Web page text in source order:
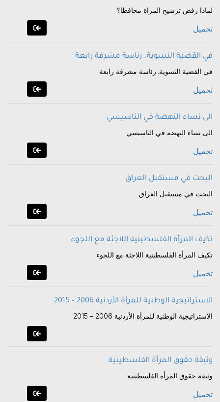
لماذا رفض ترشيح المراة محافظا؟
تحميل
في القضية النسوية..رئاسة مشرفة رابعة
في القضية النسوية..رئاسة مشرفة رابعة
تحميل
الى نساء النهضة في التاسيسي
الى نساء النهضة في التاسيسي
تحميل
البحث في مستقبل العراق
البحث في مستقبل العراق
تحميل
تكيف المرأة الفلسطينية اللاجئة مع اللجوء
تكيف المرأة الفلسطينية اللاجئة مع اللجوء
تحميل
الاستراتيجية الوطنية للمرأة الأردنية 2006 – 2015
الاستراتيجية الوطنية للمرأة الأردنية 2006 – 2015
وثيقة حقوق المرأة الفلسطينية
وثيقة حقوق المرأة الفلسطينية
تحميل